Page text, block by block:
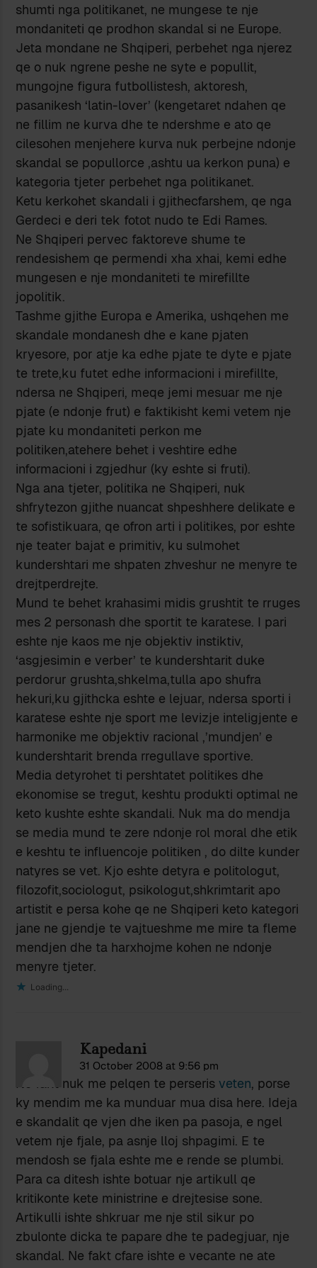
shumti nga politikanet, ne mungese te nje
mondaniteti qe prodhon skandal si ne Europe.
Jeta mondane ne Shqiperi, perbehet nga njerez
qe o nuk ngrene peshe ne syte e popullit,
mungojne figura futbollistesh, aktoresh,
pasanikesh ‘latin-lover’ (kengetaret ndahen qe
ne fillim ne kurva dhe te ndershme e ato qe
cilesohen menjehere kurva nuk perbejne ndonje
skandal se popullorce ,ashtu ua kerkon puna) e
kategoria tjeter perbehet nga politikanet.
Ketu kerkohet skandali i gjithecfarshem, qe nga
Gerdeci e deri tek fotot nudo te Edi Rames.
Ne Shqiperi pervec faktoreve shume te
rendesishem qe permendi xha xhai, kemi edhe
mungesen e nje mondaniteti te mirefillte
jopolitik.
Tashme gjithe Europa e Amerika, ushqehen me
skandale mondanesh dhe e kane pjaten
kryesore, por atje ka edhe pjate te dyte e pjate
te trete,ku futet edhe informacioni i mirefillte,
ndersa ne Shqiperi, meqe jemi mesuar me nje
pjate (e ndonje frut) e faktikisht kemi vetem nje
pjate ku mondaniteti perkon me
politiken,atehere behet i veshtire edhe
informacioni i zgjedhur (ky eshte si fruti).
Nga ana tjeter, politika ne Shqiperi, nuk
shfrytezon gjithe nuancat shpeshhere delikate e
te sofistikuara, qe ofron arti i politikes, por eshte
nje teater bajat e primitiv, ku sulmohet
kundershtari me shpaten zhveshur ne menyre te
drejtperdrejte.
Mund te behet krahasimi midis grushtit te rruges
mes 2 personash dhe sportit te karatese. I pari
eshte nje kaos me nje objektiv instiktiv,
‘asgjesimin e verber’ te kundershtarit duke
perdorur grushta,shkelma,tulla apo shufra
hekuri,ku gjithcka eshte e lejuar, ndersa sporti i
karatese eshte nje sport me levizje inteligjente e
harmonike me objektiv racional ,’mundjen’ e
kundershtarit brenda rregullave sportive.
Media detyrohet ti pershtatet politikes dhe
ekonomise se tregut, keshtu produkti optimal ne
keto kushte eshte skandali. Nuk ma do mendja
se media mund te zere ndonje rol moral dhe etik
e keshtu te influencoje politiken , do dilte kunder
natyres se vet. Kjo eshte detyra e politologut,
filozofit,sociologut, psikologut,shkrimtarit apo
artistit e persa kohe qe ne Shqiperi keto kategori
jane ne gjendje te vajtueshme me mire ta fleme
mendjen dhe ta harxhojme kohen ne ndonje
menyre tjeter.
Loading...
Kapedani
31 October 2008 at 9:56 pm
Ne fakt nuk me pelqen te perserisveten, porse
ky mendim me ka munduar mua disa here. Ideja
e skandalit qe vjen dhe iken pa pasoja, e ngel
vetem nje fjale, pa asnje lloj shpagimi. E te
mendosh se fjala eshte me e rende se plumbi.
Para ca ditesh ishte botuar nje artikull qe
kritikonte kete ministrine e drejtesise sone.
Artikulli ishte shkruar me nje stil sikur po
zbulonte dicka te papare dhe te padegjuar, nje
skandal. Ne fakt cfare ishte e vecante ne ate